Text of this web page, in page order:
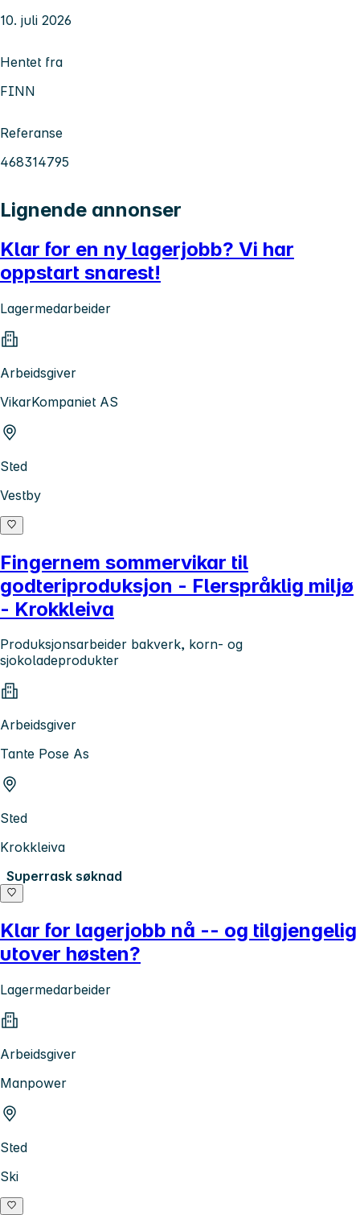
10. juli 2026
Hentet fra
FINN
Referanse
468314795
Lignende annonser
Klar for en ny lagerjobb? Vi har
oppstart snarest!
Lagermedarbeider
Arbeidsgiver
VikarKompaniet AS
Sted
Vestby
Fingernem sommervikar til
godteriproduksjon - Flerspråklig miljø
- Krokkleiva
Produksjonsarbeider bakverk, korn- og
sjokoladeprodukter
Arbeidsgiver
Tante Pose As
Sted
Krokkleiva
Superrask søknad
Klar for lagerjobb nå -- og tilgjengelig
utover høsten?
Lagermedarbeider
Arbeidsgiver
Manpower
Sted
Ski